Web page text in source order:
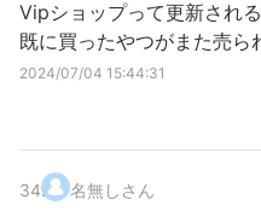
Vipショップって更新され
既に買ったやつがまた売ら
2024/07/04 15:44:31
34. 名無しさん